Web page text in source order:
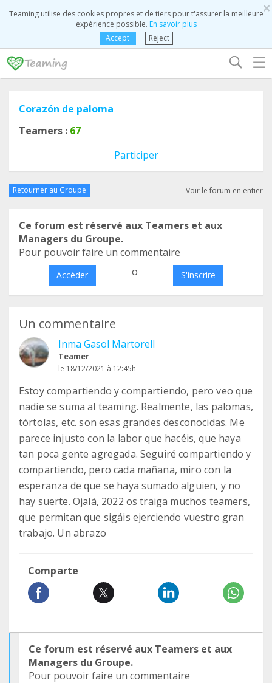
×
Teaming utilise des cookies propres et de tiers pour t'assurer la meilleure
expérience possible. En savoir plus
Accept
Reject
☰
Corazón de paloma
Teamers : 67
Participer
Retourner au Groupe Voir le forum en entier
Ce forum est réservé aux Teamers et aux
Managers du Groupe.
Pour pouvoir faire un commentaire
Accéder o S'inscrire
Un commentaire
Inma Gasol Martorell
Teamer
le 18/12/2021 à 12:45h
Estoy compartiendo y compartiendo, pero veo que
nadie se suma al teaming. Realmente, las palomas,
tórtolas, etc. son esas grandes desconocidas. Me
parece injusto con la labor que hacéis, que haya
tan poca gente agregada. Seguiré compartiendo y
compartiendo, pero cada mañana, miro con la
esperanza de que se haya sumado alguien, y no
hay suerte. Ojalá, 2022 os traiga muchos teamers,
que permitan que sigáis ejerciendo vuestro gran
trabajo. Un abrazo
Comparte
Ce forum est réservé aux Teamers et aux
Managers du Groupe.
Pour pouvoir faire un commentaire